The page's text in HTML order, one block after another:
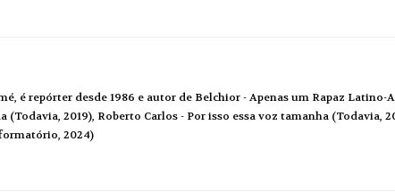
é repórter desde 1986 e autor de Belchior - Apenas um Rapaz Latino-
(Todavia, 2019), Roberto Carlos - Por isso essa voz tamanha (Todavia,
2024)